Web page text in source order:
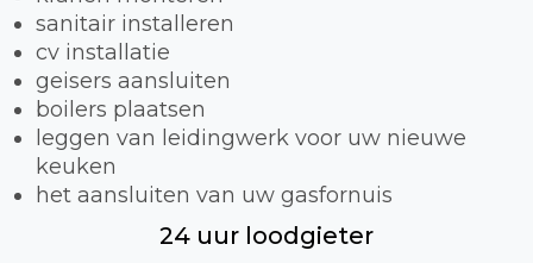
sanitair installeren
cv installatie
geisers aansluiten
boilers plaatsen
leggen van leidingwerk voor uw nieuwe
keuken
het aansluiten van uw gasfornuis
24 uur loodgieter